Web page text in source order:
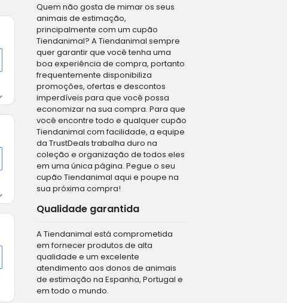
Quem não gosta de mimar os seus
animais de estimação,
principalmente com um cupão
Tiendanimal? A Tiendanimal sempre
quer garantir que você tenha uma
boa experiência de compra, portanto
frequentemente disponibiliza
promoções, ofertas e descontos
imperdíveis para que você possa
economizar na sua compra. Para que
você encontre todo e qualquer cupão
Tiendanimal com facilidade, a equipe
da TrustDeals trabalha duro na
coleção e organização de todos eles
em uma única página. Pegue o seu
cupão Tiendanimal aqui e poupe na
sua próxima compra!
Qualidade garantida
A Tiendanimal está comprometida
em fornecer produtos de alta
qualidade e um excelente
atendimento aos donos de animais
de estimação na Espanha, Portugal e
em todo o mundo.